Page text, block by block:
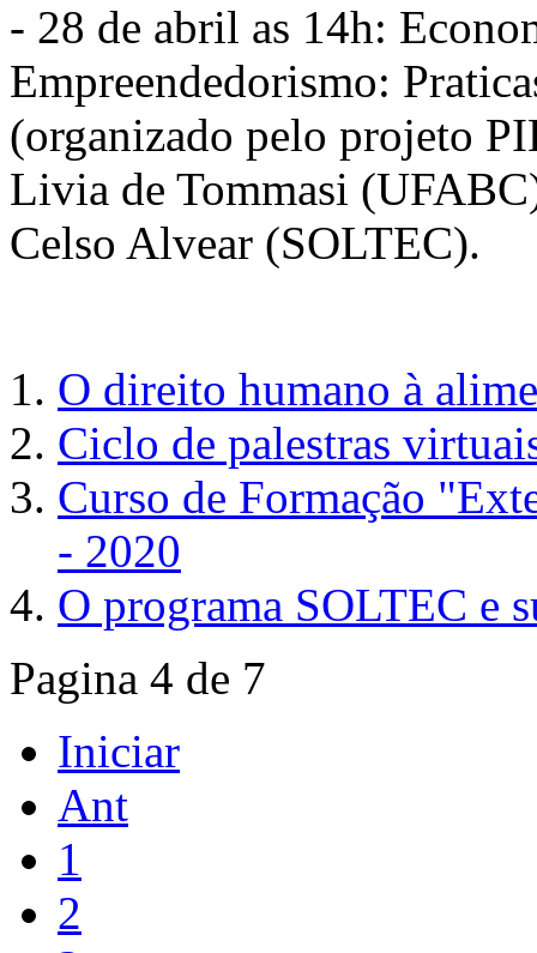
- 28 de abril as 14h:
Empreendedorismo:
(organizado pelo projeto
Livia de Tommasi
Celso Alvear (SOLTEC).
O direito humano à
Ciclo de palestras
Curso de Formação
- 2020
O programa SOLTEC e
Pagina 4 de 7
Iniciar
Ant
1
2